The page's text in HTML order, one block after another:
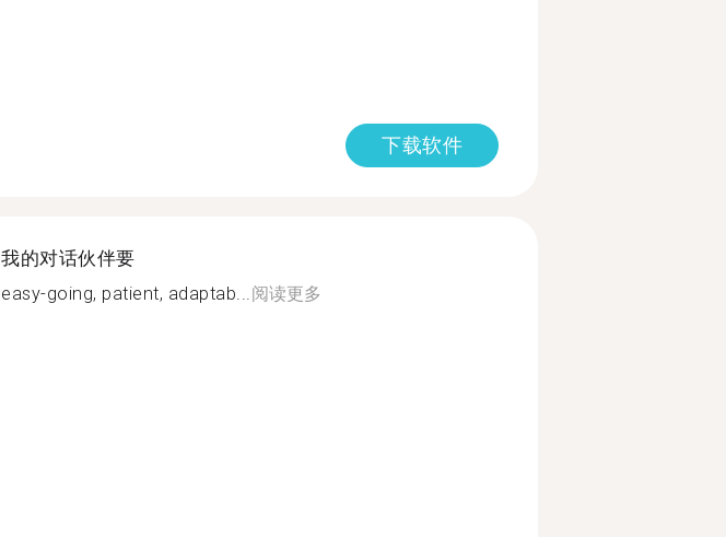
下载软件
我的对话伙伴要
easy-going, patient, adaptab...阅读更多